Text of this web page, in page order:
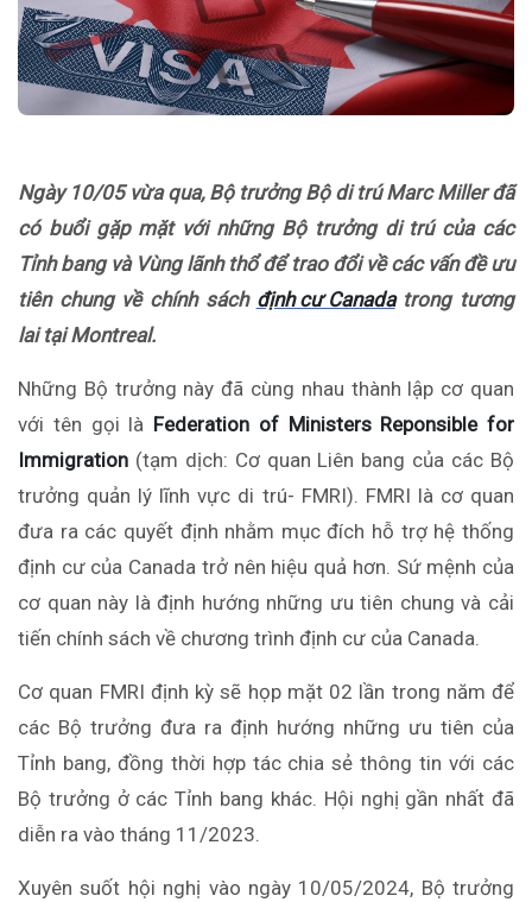
Ngày 10/05 vừa qua, Bộ trưởng Bộ di trú Marc Miller đã
có buổi gặp mặt với những Bộ trưởng di trú của các
Tỉnh bang và Vùng lãnh thổ để trao đổi về các vấn đề ưu
tiên chung về chính sách định cư Canadatrong tương
lai tại Montreal.
Những Bộ trưởng này đã cùng nhau thành lập cơ quan
với tên gọi là Federation of Ministers Reponsible for
Immigration (tạm dịch: Cơ quan Liên bang của các Bộ
trưởng quản lý lĩnh vực di trú- FMRI). FMRI là cơ quan
đưa ra các quyết định nhằm mục đích hỗ trợ hệ thống
định cư của Canada trở nên hiệu quả hơn. Sứ mệnh của
cơ quan này là định hướng những ưu tiên chung và cải
tiến chính sách về chương trình định cư của Canada.
Cơ quan FMRI định kỳ sẽ họp mặt 02 lần trong năm để
các Bộ trưởng đưa ra định hướng những ưu tiên của
Tỉnh bang, đồng thời hợp tác chia sẻ thông tin với các
Bộ trưởng ở các Tỉnh bang khác. Hội nghị gần nhất đã
diễn ra vào tháng 11/2023.
Xuyên suốt hội nghị vào ngày 10/05/2024, Bộ trưởng